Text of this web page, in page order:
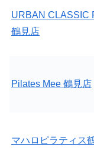
URBAN CLASSIC
鶴見店
Pilates Mee 鶴見店
マハロピラティス